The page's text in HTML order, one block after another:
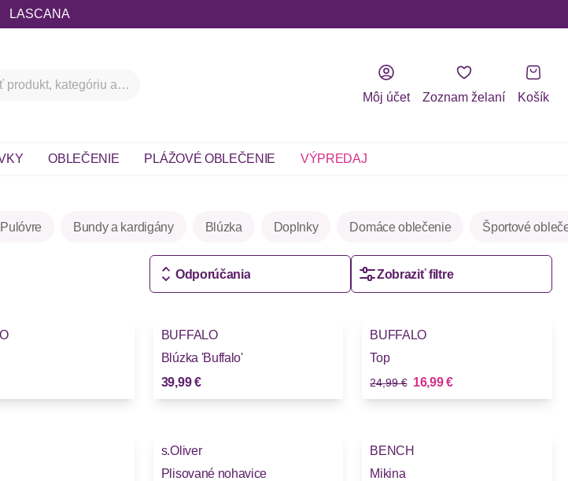
LASCANA
Môj účet Zoznam želaní Košík
OBLEČENIE PLÁŽOVÉ OBLEČENIE VÝPREDAJ
Pulóvre Bundy a kardigány Blúzka Doplnky Domáce oblečenie Športové
Odporúčania Zobraziť filtre
BUFFALO
Blúzka 'Buffalo'
39,99 €
BUFFALO
Top
Stará cena
24,99 € Nová cena
16,99 €
s.Oliver
Plisované nohavice
BENCH
Mikina